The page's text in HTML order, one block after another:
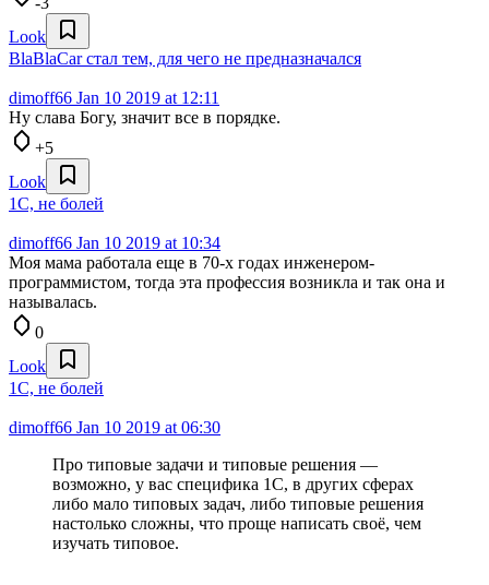
Look
BlaBlaCar стал тем, для чего не предназначался
dimoff66 Jan 10 2019 at 12:11
Ну слава Богу, значит все в порядке.
+5
Look
1С, не болей
dimoff66 Jan 10 2019 at 10:34
Моя мама работала еще в 70-х годах инженером-
программистом, тогда эта профессия возникла и так она и
называлась.
0
Look
1С, не болей
dimoff66 Jan 10 2019 at 06:30
Про типовые задачи и типовые решения —
возможно, у вас специфика 1С, в других сферах
либо мало типовых задач, либо типовые решения
настолько сложны, что проще написать своё, чем
изучать типовое.